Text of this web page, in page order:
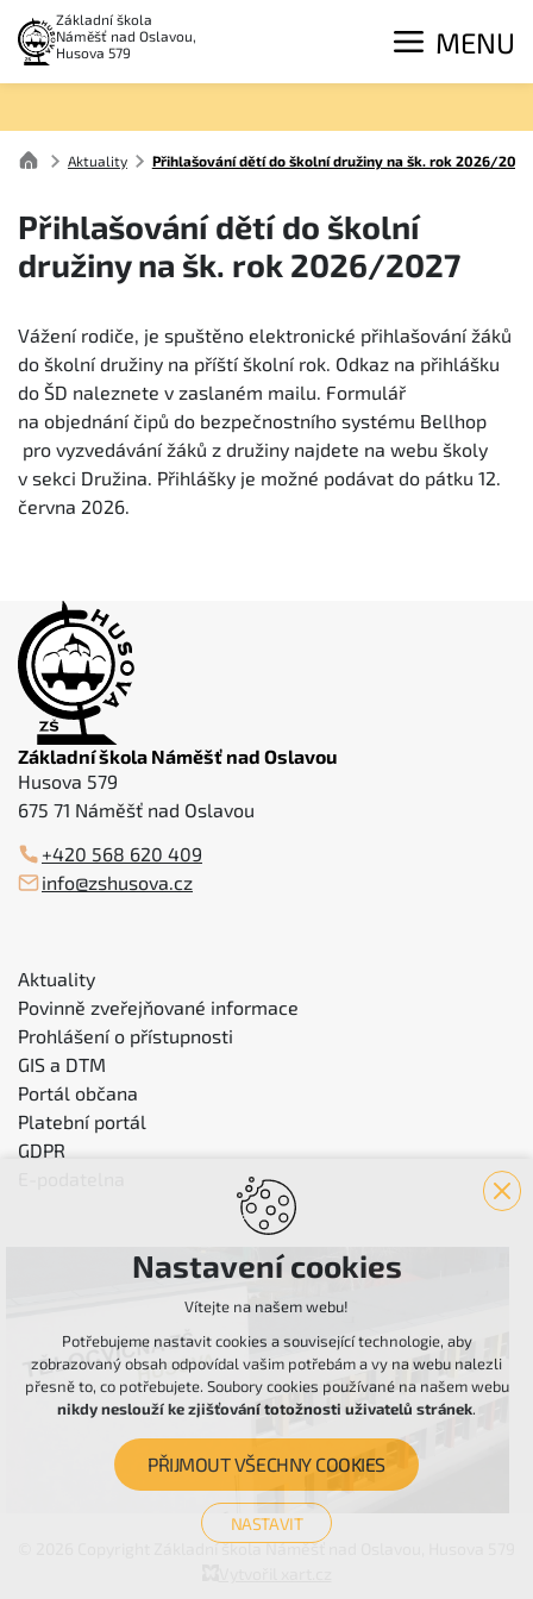
Základní škola
Náměšť nad Oslavou,
Husova 579
MENU
Aktuality Přihlašování dětí do školní družiny na šk. rok 2026/2027
Přihlašování dětí do školní
družiny na šk. rok 2026/2027
Vážení rodiče, je spuštěno elektronické přihlašování žáků
do školní družiny na příští školní rok. Odkaz na přihlášku
do ŠD naleznete v zaslaném mailu. Formulář
na objednání čipů do bezpečnostního systému Bellhop
pro vyzvedávání žáků z družiny najdete na webu školy
v sekci Družina. Přihlášky je možné podávat do pátku 12.
června 2026.
Základní škola Náměšť nad Oslavou
Husova 579
675 71 Náměšť nad Oslavou
+420 568 620 409
info@zshusova.cz
Aktuality
Povinně zveřejňované informace
Prohlášení o přístupnosti
GIS a DTM
Portál občana
Platební portál
GDPR
© 2026 Copyright Základní škola Náměšť nad Oslavou, Husova 579
Nastavení cookies
Vítejte na našem webu!
Potřebujeme nastavit cookies a související technologie, aby
zobrazovaný obsah odpovídal vašim potřebám a vy na webu nalezli
přesně to, co potřebujete. Soubory cookies používané na našem webu
nikdy neslouží ke zjišťování totožnosti uživatelů stránek.
PŘIJMOUT VŠECHNY COOKIES
NASTAVIT